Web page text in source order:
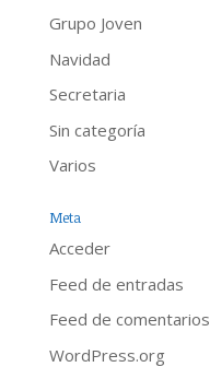
Grupo Joven
Navidad
Secretaria
Sin categoría
Varios
Meta
Acceder
Feed de entradas
Feed de comentarios
WordPress.org